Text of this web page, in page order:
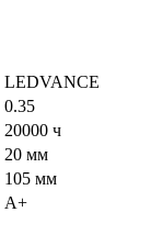
LEDVANCE
0.35
20000 ч
20 мм
105 мм
A+